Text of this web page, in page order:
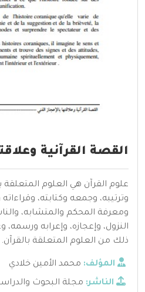
القصة القرآنية
علوم القرآن هي العلوم المتعلقة
وترتيبه، وجمعه وكتابته،
ومعرفة المحكم والمتشابه،
النزول، وإعجازه، وإعرابه ورسمه،
ذلك من العلوم المتعلقة بالقرآن.
المؤلف: محمد الأمين خلادي
الناشر: مجلة البحوث